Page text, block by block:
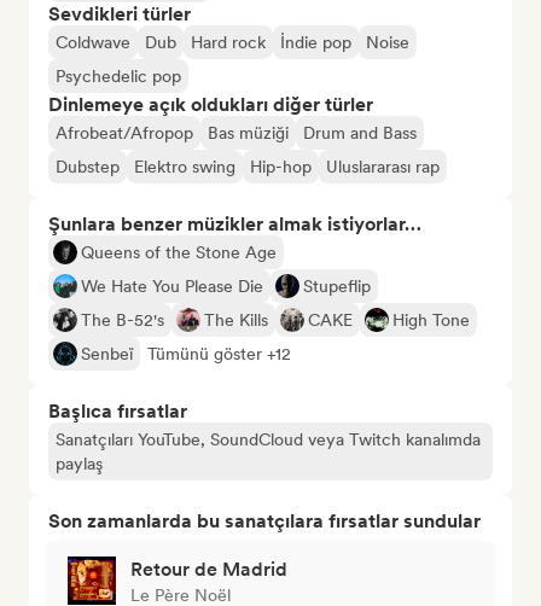
Sevdikleri türler
Coldwave Dub Hard rock İndie pop
Noise
Psychedelic pop
Dinlemeye açık oldukları diğer türler
Afrobeat/Afropop Bas müziği
Drum and Bass
Dubstep
Elektro swing Hip-hop Uluslararası rap
Şunlara benzer müzikler almak istiyorlar…
Queens of the Stone Age
We Hate You Please Die
Stupeflip
The B-52's
The Kills CAKE
High Tone
Senbeï
Tümünü göster +12
Başlıca fırsatlar
Sanatçıları YouTube, SoundCloud veya Twitch kanalımda
paylaş
Son zamanlarda bu sanatçılara fırsatlar sundular
Retour de Madrid
Le Père Noël